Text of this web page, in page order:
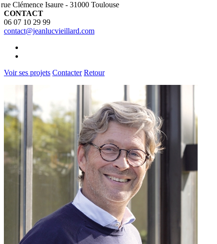
Clémence Isaure - 31000 Toulouse
CONTACT
06 07 10 29 99
contact@jeanlucvieillard.com
Voir ses projets Contacter Retour